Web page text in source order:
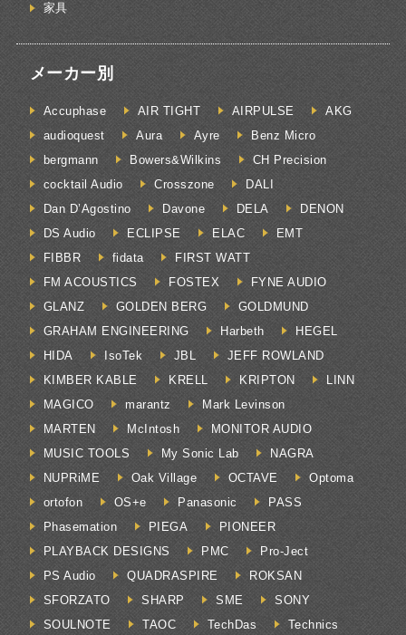
家具
メーカー別
Accuphase AIR TIGHT AIRPULSE
AKG
audioquest
Aura Ayre
Benz Micro
bergmann
Bowers&Wilkins
CH Precision
cocktail Audio
Crosszone
DALI
Dan D’Agostino
Davone DELA
DENON
DS Audio
ECLIPSE ELAC
EMT
FIBBR
fidata
FIRST WATT
FM ACOUSTICS
FOSTEX
FYNE AUDIO
GLANZ
GOLDEN BERG
GOLDMUND
GRAHAM ENGINEERING
Harbeth
HEGEL
HIDA
IsoTek JBL
JEFF ROWLAND
KIMBER KABLE
KRELL KRIPTON
LINN
MAGICO
marantz
Mark Levinson
MARTEN
McIntosh
MONITOR AUDIO
MUSIC TOOLS
My Sonic Lab
NAGRA
NUPRiME
Oak Village OCTAVE
Optoma
ortofon
OS+e Panasonic
PASS
Phasemation
PIEGA
PIONEER
PLAYBACK DESIGNS
PMC
Pro-Ject
PS Audio
QUADRASPIRE
ROKSAN
SFORZATO
SHARP SME
SONY
SOULNOTE
TAOC TechDas Technics